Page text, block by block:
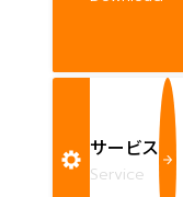
サービス
Service